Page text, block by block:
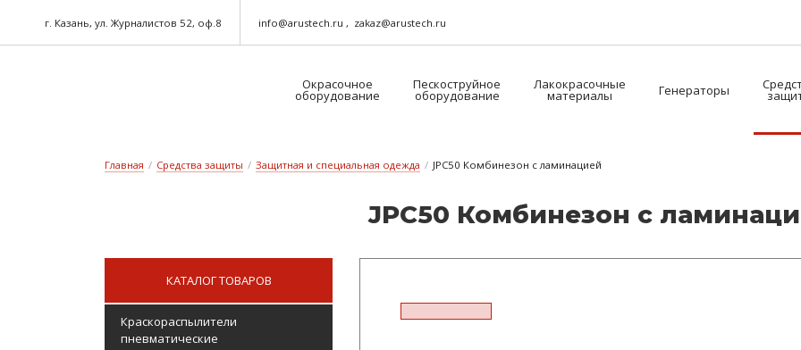
г. Казань, ул. Журналистов 52, оф.8 info@arustech.ru zakaz@arustech.ru
Окрасочное
оборудование
Пескоструйное
оборудование
Лакокрасочные
материалы Генераторы
Главная / Средства защиты / Защитная и специальная одежда / JPC50 Комбинезон с ламинацией
JPC50 Ком­би­не­зон с
КАТАЛОГ ТОВАРОВ
Краскораспылители
пневматические